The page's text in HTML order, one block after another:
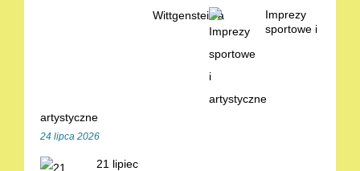
Imprezy
sportowe i
artystyczne
24 lipca 2026
21 lipiec